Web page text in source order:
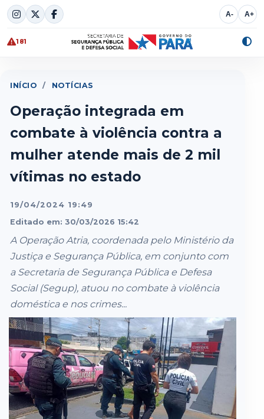
Skip
to
content
A- A+
181
INÍCIO / NOTÍCIAS
Operação integrada em
combate à violência contra a
mulher atende mais de 2 mil
vítimas no estado
19/04/2024 19:49
Editado em: 30/03/2026 15:42
A Operação Atria, coordenada pelo Ministério da
Justiça e Segurança Pública, em conjunto com
a Secretaria de Segurança Pública e Defesa
Social (Segup), atuou no combate à violência
doméstica e nos crimes...